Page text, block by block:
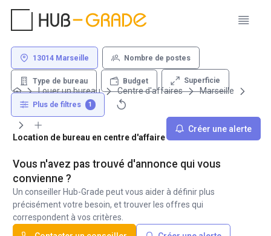
13014 Marseille Nombre de postes
Type de bureau Budget Superficie
Plus de filtres 1
Créer une alerte
Louer un bureau Centre d'affaires
Marseille
13014
Location de bureau en centre d'affaire - 13014 Marseille
Vous n'avez pas trouvé d'annonce qui vous
convienne ?
Un conseiller Hub-Grade peut vous aider à définir plus
précisément votre besoin, et trouver les offres qui
correspondent à vos critères.